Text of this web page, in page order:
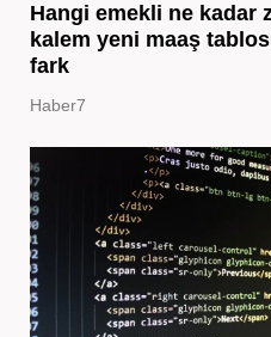
Hangi emekli ne kadar
kalem yeni maaş
fark
Haber7